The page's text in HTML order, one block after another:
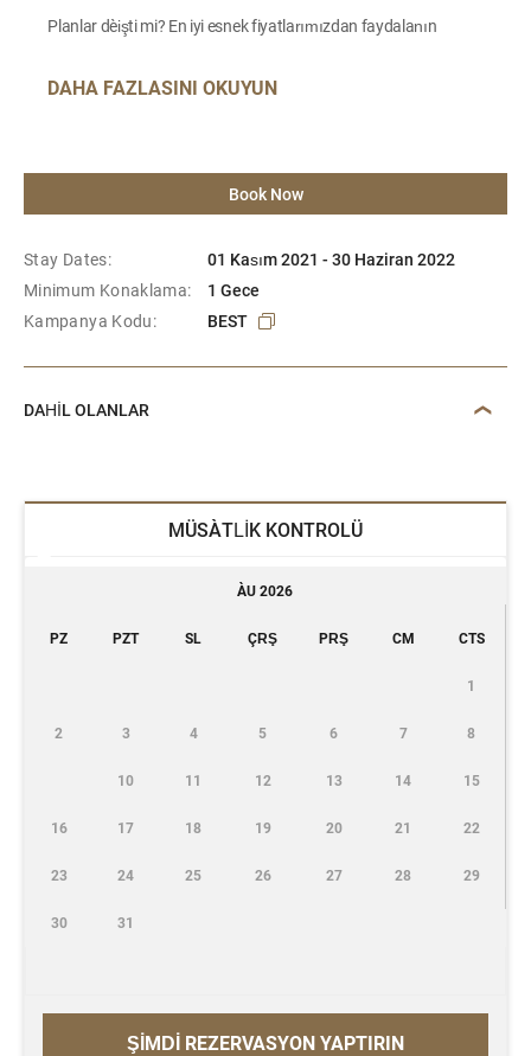
Planlar değişti mi? En iyi esnek fiyatlarımızdan faydalanın
DAHA FAZLASINI OKUYUN
Book Now
Stay Dates:
01 Kasım 2021 - 30 Haziran 2022
Minimum Konaklama:
1 Gece
Kampanya Kodu:
BEST
DAHİL OLANLAR
MÜSAİTLİK KONTROLÜ
ŞİMDİ REZERVASYON YAPTIRIN
AĞU 2026
PZ PZT SL ÇRŞ PRŞ CM CTS
1
2 3 4 5 6 7 8
10 11 12 13 14 15
16 17 18 19 20 21 22
23 24 25 26 27 28 29
30 31